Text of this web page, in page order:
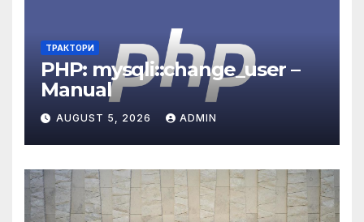
ТРАКТОРИ
PHP: mysqli::change_user –
Manual
AUGUST 5, 2026 ADMIN